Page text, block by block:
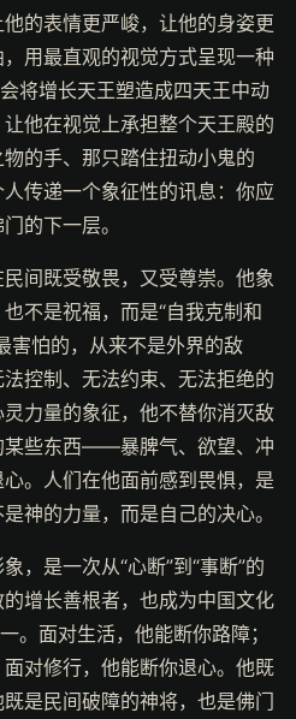
的表情更严峻，让他的身姿更
用最直观的视觉方式呈现一种
将增长天王塑造成四天王中动
他在视觉上承担整个天王殿的
的手、那只踏住扭动小鬼的
传递一个象征性的讯息：你应
的下一层。
间既受敬畏，又受尊崇。他象
不是祝福，而是“自我克制和
害怕的，从来不是外界的敌
控制、无法约束、无法拒绝的
力量的象征，他不替你消灭敌
某些东西——暴脾气、欲望、冲
。人们在他面前感到畏惧，是
神的力量，而是自己的决心。
，是一次从“心断”到“事断”的
增长善根者，也成为中国文化
。面对生活，他能断你路障；
对修行，他能断你退心。他既
是民间破障的神将，也是佛门